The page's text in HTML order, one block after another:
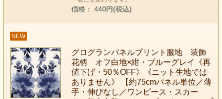
価格： 440円(税込)
NEW
グログランパネルプリント服地 装飾
花柄 オフ白地×紺・ブルーグレイ《再
値下げ・50％OFF》《ニット生地では
ありません》 【約75cmパネル単位／薄
手・伸びなし／ワンピース・スカー